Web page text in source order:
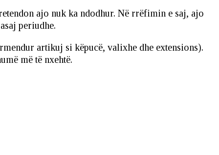
ajo nuk ka ndodhur. Në rrëfimin e saj, ajo
periudhe.
artikuj si këpucë, valixhe dhe extensions).
më të nxehtë.